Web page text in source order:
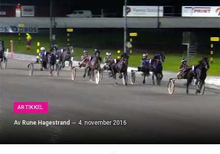
ARTIKKEL
Av Rune Hagestrand 4. november 2016